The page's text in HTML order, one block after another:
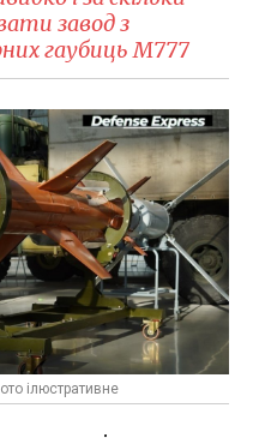
завод з
гаубиць M777
ілюстративне